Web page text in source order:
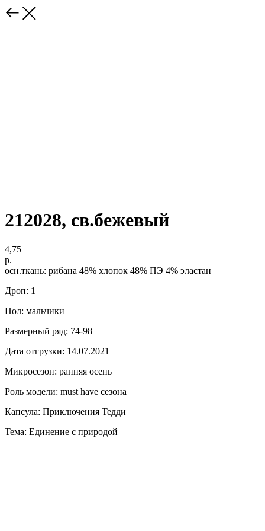
212028, св.бежевый
4,75
р.
осн.ткань: рибана 48% хлопок 48% ПЭ 4% эластан
Дроп: 1
Пол: мальчики
Размерный ряд: 74-98
Дата отгрузки: 14.07.2021
Микросезон: ранняя осень
Роль модели: must have сезона
Капсула: Приключения Тедди
Тема: Единение с природой